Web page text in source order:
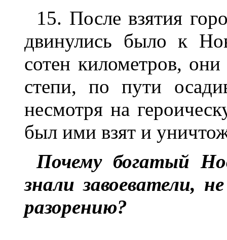
15. После взятия
двинулись было к
сотен километров,
степи, по пути
несмотря на
был ими взят и
Почему богатый
знали завоеватели,
разорению?